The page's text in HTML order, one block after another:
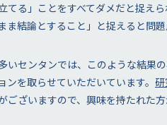
てる」ことをすべてダメだと捉え
ま結論とすること」と捉えると問
いセンタンでは、このような結果
を取らせていただいています。 研
ございますので、興味を持たれた